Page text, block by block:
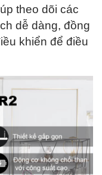
theo dõi các
dễ dàng, đồng
khiển để điều